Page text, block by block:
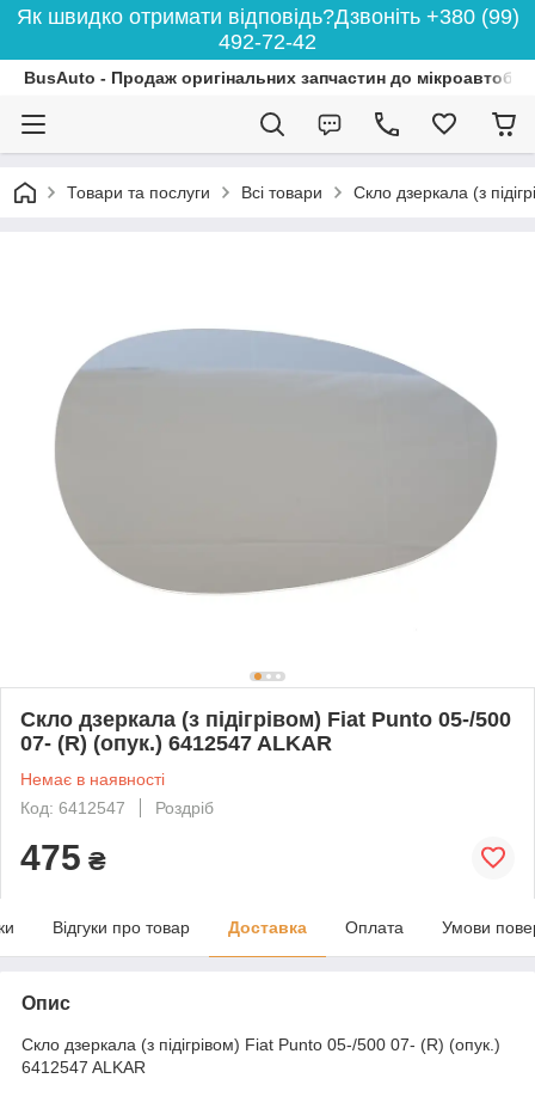
Як швидко отримати відповідь?Дзвоніть +380 (99)
492-72-42
BusAuto - Продаж оригінальних запчастин до
Товари та послуги Всі товари Скло дзеркала (з
Скло дзеркала (з підігрівом) Fiat Punto 05-/500
07- (R) (опук.) 6412547 ALKAR
Немає в наявності
Код: 6412547
Роздріб
475 ₴
Відгуки про товар Доставка Оплата Умови
Опис
Скло дзеркала (з підігрівом) Fiat Punto 05-/500 07- (R) (опук.)
6412547 ALKAR